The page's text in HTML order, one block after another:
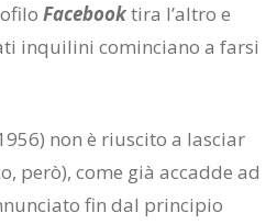
Facebooktira l’altro e
inquilini cominciano a farsi
non è riuscito a lasciar
però), come già accadde ad
fin dal principio